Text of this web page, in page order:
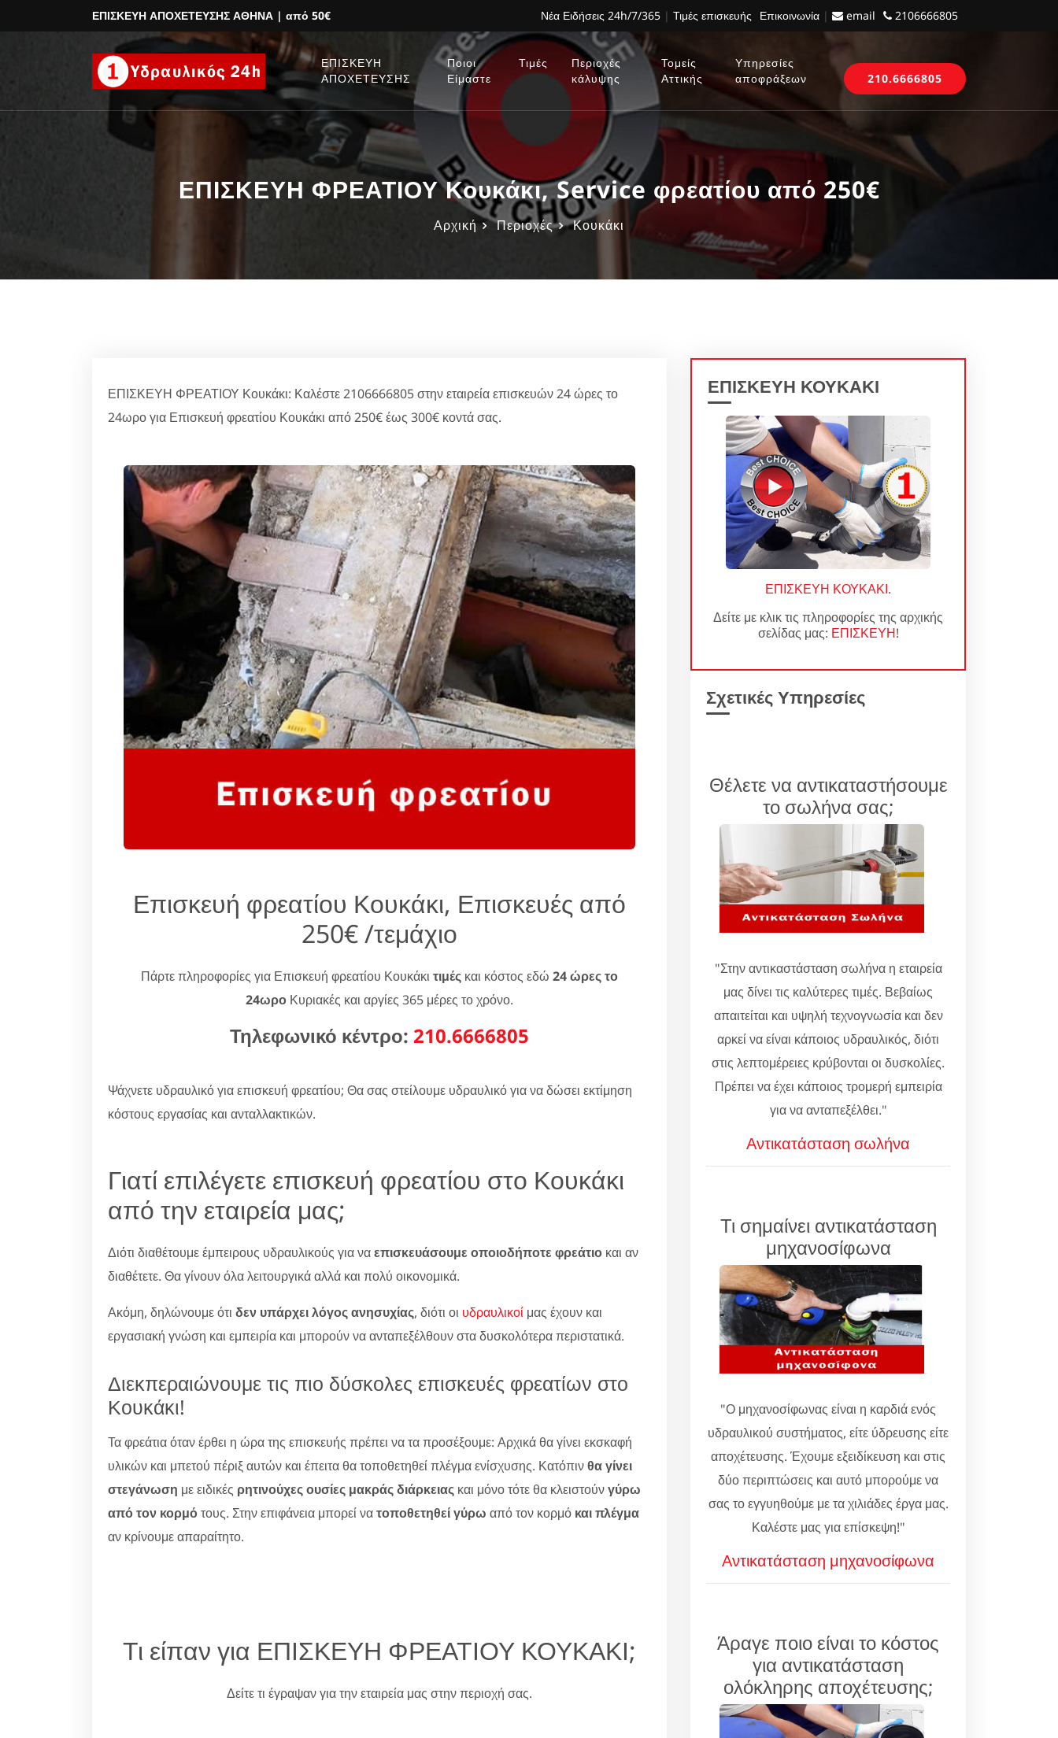
ΕΠΙΣΚΕΥΗ ΑΠΟΧΕΤΕΥΣΗΣ ΑΘΗΝΑ | από 50€ Νέα Ειδήσεις 24h/7/365 | Τιμές επισκευής Επικοινωνία | email 2106666805
ΕΠΙΣΚΕΥΗ
ΑΠΟΧΕΤΕΥΣΗΣ
Ποιοι
Είμαστε
Τιμές
Περιοχές
κάλυψης
Τομείς
Αττικής
Υπηρεσίες
αποφράξεων
210.6666805
ΕΠΙΣΚΕΥΗ ΦΡΕΑΤΙΟΥ Κουκάκι, Service φρεατίου από 250€
Αρχική Περιοχές Κουκάκι
ΕΠΙΣΚΕΥΗ ΦΡΕΑΤΙΟΥ Κουκάκι: Καλέστε 2106666805 στην εταιρεία επισκευών 24 ώρες το
24ωρο για Επισκευή φρεατίου Κουκάκι από 250€ έως 300€ κοντά σας.
Επισκευή φρεατίου Κουκάκι, Επισκευές από
250€ /τεμάχιο
Πάρτε πληροφορίες για Επισκευή φρεατίου Κουκάκι τιμές και κόστος εδώ 24 ώρες το
24ωρο Κυριακές και αργίες 365 μέρες το χρόνο.
Τηλεφωνικό κέντρο: 210.6666805
Ψάχνετε υδραυλικό για επισκευή φρεατίου; Θα σας στείλουμε υδραυλικό για να δώσει εκτίμηση
κόστους εργασίας και ανταλλακτικών.
Γιατί επιλέγετε επισκευή φρεατίου στο Κουκάκι
από την εταιρεία μας;
Διότι διαθέτουμε έμπειρους υδραυλικούς για ναεπισκευάσουμε οποιοδήποτε φρεάτιο και αν
διαθέτετε. Θα γίνουν όλα λειτουργικά αλλά και πολύ οικονομικά.
Ακόμη, δηλώνουμε ότι δεν υπάρχει λόγος ανησυχίας, διότι οι υδραυλικοί μας έχουν και
εργασιακή γνώση και εμπειρία και μπορούν να ανταπεξέλθουν στα δυσκολότερα περιστατικά.
Διεκπεραιώνουμε τις πιο δύσκολες επισκευές φρεατίων στο
Κουκάκι!
Τα φρεάτια όταν έρθει η ώρα της επισκευής πρέπει να τα προσέξουμε: Αρχικά θα γίνει εκσκαφή
υλικών και μπετού πέριξ αυτών και έπειτα θα τοποθετηθεί πλέγμα ενίσχυσης. Κατόπινθα γίνει
στεγάνωση με ειδικές ρητινούχες ουσίες μακράς διάρκειας και μόνο τότε θα κλειστούνγύρω
από τον κορμότους. Στην επιφάνεια μπορεί νατοποθετηθεί γύρω από τον κορμό και πλέγμα
αν κρίνουμε απαραίτητο.
Τι είπαν για ΕΠΙΣΚΕΥΗ ΦΡΕΑΤΙΟΥ ΚΟΥΚΑΚΙ;
Δείτε τι έγραψαν για την εταιρεία μας στην περιοχή σας.
ΕΠΙΣΚΕΥΗ ΚΟΥΚΑΚΙ
ΕΠΙΣΚΕΥΗ ΚΟΥΚΑΚΙ.
Δείτε με κλικ τις πληροφορίες της αρχικής
σελίδας μας: ΕΠΙΣΚΕΥΗ!
Σχετικές Υπηρεσίες
Θέλετε να αντικαταστήσουμε
το σωλήνα σας;
"Στην αντικαστάσταση σωλήνα η εταιρεία
μας δίνει τις καλύτερες τιμές. Βεβαίως
απαιτείται και υψηλή τεχνογνωσία και δεν
αρκεί να είναι κάποιος υδραυλικός, διότι
στις λεπτομέρειες κρύβονται οι δυσκολίες.
Πρέπει να έχει κάποιος τρομερή εμπειρία
για να ανταπεξέλθει."
Αντικατάσταση σωλήνα
Τι σημαίνει αντικατάσταση
μηχανοσίφωνα
"Ο μηχανοσίφωνας είναι η καρδιά ενός
υδραυλικού συστήματος, είτε ύδρευσης είτε
αποχέτευσης. Έχουμε εξειδίκευση και στις
δύο περιπτώσεις και αυτό μπορούμε να
σας το εγγυηθούμε με τα χιλιάδες έργα μας.
Καλέστε μας για επίσκεψη!"
Αντικατάσταση μηχανοσίφωνα
Άραγε ποιο είναι το κόστος
για αντικατάσταση
ολόκληρης αποχέτευσης;